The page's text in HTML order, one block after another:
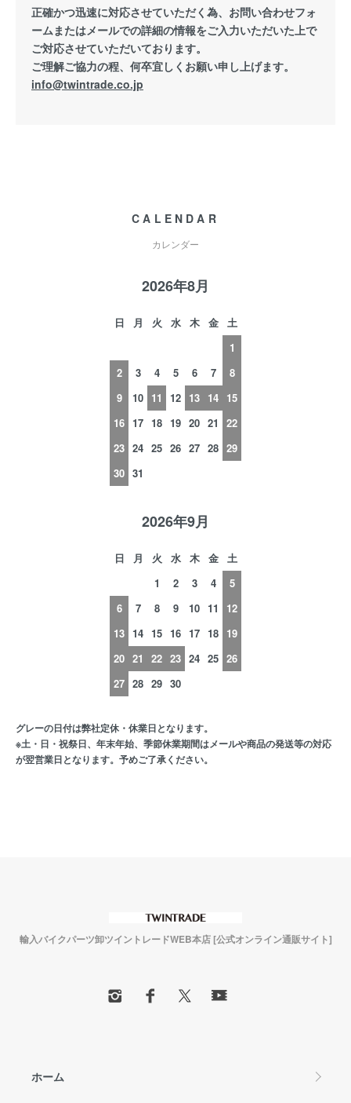
正確かつ迅速に対応させていただく為、お問い合わせフォ
ームまたはメールでの詳細の情報をご入力いただいた上で
ご対応させていただいております。
ご理解ご協力の程、何卒宜しくお願い申し上げます。
info@twintrade.co.jp
CALENDAR
カレンダー
2026年8月
日 月 火 水 木 金
土
1
2
3 4 5 6 7
8
9
10 11 12 13 14 15
16 17 18 19 20 21
22
23 24 25 26 27 28 29
30 31
2026年9月
日 月 火 水 木 金
土
1
2 3 4
5
6
7 8 9 10 11
12
13 14 15 16 17 18 19
20 21 22 23 24 25 26
27 28 29 30
グレーの日付は弊社定休・休業日となります。
※土・日・祝祭日、年末年始、季節休業期間はメールや商品の発送等の対応
が翌営業日となります。予めご了承ください。
輸入バイクパーツ卸ツイントレードWEB本店 [公式オンライン通販サイト]
ホーム